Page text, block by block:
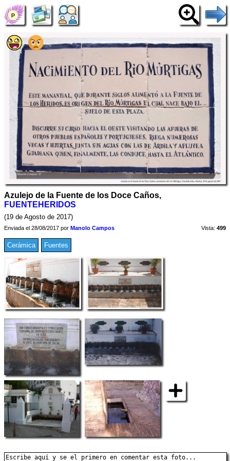
Azulejo de la Fuente de los Doce Caños,
FUENTEHERIDOS
(19 de Agosto de 2017)
Enviada el 28/08/2017 por Manolo Campos Vista: 499
Cerámica Fuentes